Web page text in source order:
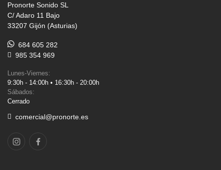
Pronorte Sonido SL
C/ Adaro 11 Bajo
33207 Gijón (Asturias)
684 605 282
985 354 969
Lunes-Viernes:
9:30h - 14:00h • 16:30h - 20:00h
Sábados:
Cerrado
comercial@pronorte.es